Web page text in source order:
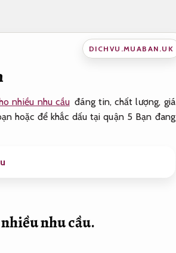
DICHVU.MUABAN.UK
nhiều nhu cầu đáng tin, chất lượng, giá
hoặc để khắc dấu tại quận 5 Bạn đang
nhu cầu.